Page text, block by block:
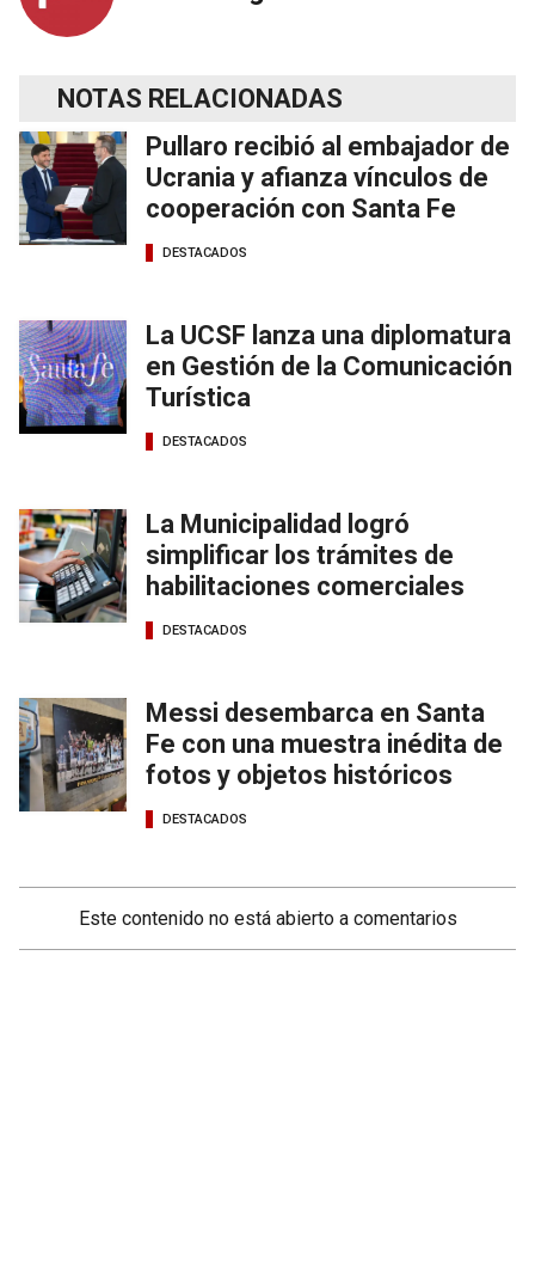
NOTAS RELACIONADAS
Pullaro recibió al embajador de
Ucrania y afianza vínculos de
cooperación con Santa Fe
DESTACADOS
La UCSF lanza una diplomatura
en Gestión de la Comunicación
Turística
DESTACADOS
La Municipalidad logró
simplificar los trámites de
habilitaciones comerciales
DESTACADOS
Messi desembarca en Santa
Fe con una muestra inédita de
fotos y objetos históricos
DESTACADOS
Este contenido no está abierto a comentarios